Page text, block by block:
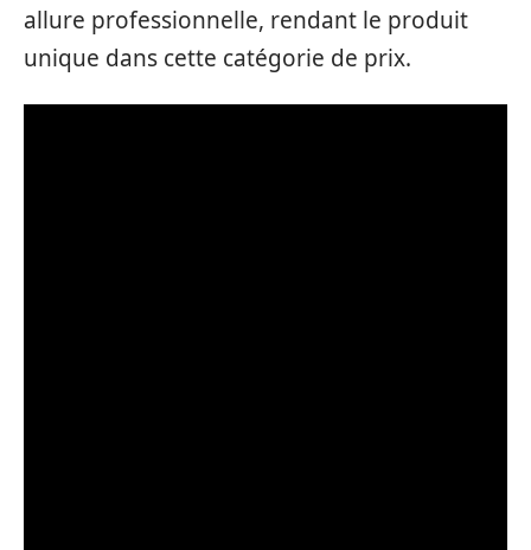
allure professionnelle, rendant le produit
unique dans cette catégorie de prix.